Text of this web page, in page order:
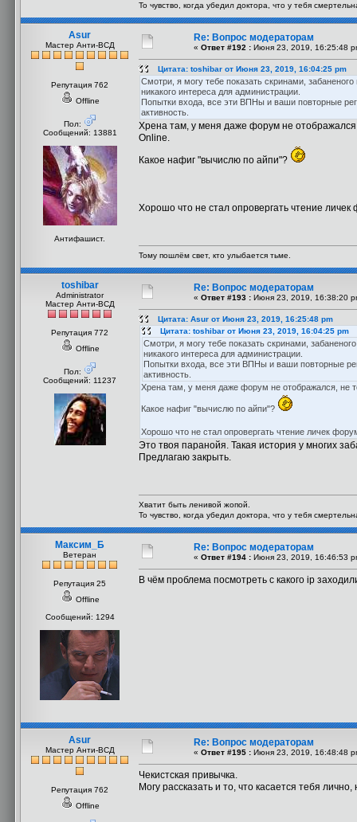
То чувство, когда убедил доктора, что у тебя
Asur
Мастер Анти-ВСД
Репутация 762
Offline
Пол:
Сообщений: 13881
Антифашист.
Re: Вопрос модераторам
« Ответ #192 : Июня 23, 2019, 16:25:48
Цитата: toshibar от Июня 23, 2019, 16:04:25 pm
Смотри, я могу тебе показать скринами,
никакого интереса для администрации.
Попытки входа, все эти ВПНы и ваши повторные
активность.
Хрена там, у меня даже форум не
Online.
Какое нафиг "вычислю по айпи"?
Хорошо что не стал опровергать чтение
Тому пошлём свет, кто улыбается тьме.
toshibar
Administrator
Мастер Анти-ВСД
Репутация 772
Offline
Пол:
Сообщений: 11237
Re: Вопрос модераторам
« Ответ #193 : Июня 23, 2019, 16:38:20
Цитата: Asur от Июня 23, 2019, 16:25:48 pm
Цитата: toshibar от Июня 23, 2019, 16:04:25 pm
Смотри, я могу тебе показать скринами,
никакого интереса для администрации.
Попытки входа, все эти ВПНы и ваши повторные
активность.
Хрена там, у меня даже форум не отображался, не
Какое нафиг "вычислю по айпи"?
Хорошо что не стал опровергать чтение личек
Это твоя паранойя. Такая история у многих
Предлагаю закрыть.
Хватит быть ленивой жопой.
То чувство, когда убедил доктора, что у тебя
Максим_Б
Ветеран
Репутация 25
Offline
Сообщений: 1294
Re: Вопрос модераторам
« Ответ #194 : Июня 23, 2019, 16:46:53
В чём проблема посмотреть с какого ip
Asur
Мастер Анти-ВСД
Репутация 762
Offline
Re: Вопрос модераторам
« Ответ #195 : Июня 23, 2019, 16:48:48
Чекистская привычка.
Могу рассказать и то, что касается тебя